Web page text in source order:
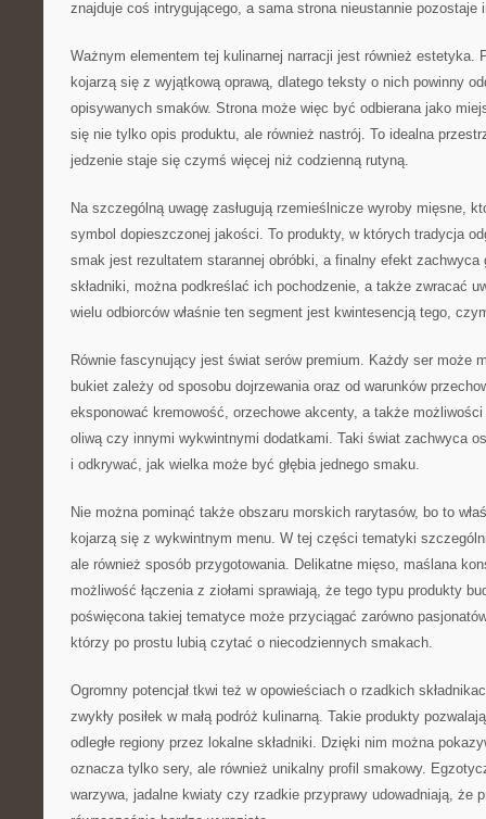
znajduje coś intrygującego, a sama strona nieustannie pozostaje
Ważnym elementem tej kulinarnej narracji jest również estetyka.
kojarzą się z wyjątkową oprawą, dlatego teksty o nich powinny
opisywanych smaków. Strona może więc być odbierana jako
się nie tylko opis produktu, ale również nastrój. To idealna
jedzenie staje się czymś więcej niż codzienną rutyną.
Na szczególną uwagę zasługują rzemieślnicze wyroby mięsne,
symbol dopieszczonej jakości. To produkty, w których tradycja
smak jest rezultatem starannej obróbki, a finalny efekt zachwyca
składniki, można podkreślać ich pochodzenie, a także zwracać
wielu odbiorców właśnie ten segment jest kwintesencją tego,
Równie fascynujący jest świat serów premium. Każdy ser może
bukiet zależy od sposobu dojrzewania oraz od warunków
eksponować kremowość, orzechowe akcenty, a także
oliwą czy innymi wykwintnymi dodatkami. Taki świat zachwyca
i odkrywać, jak wielka może być głębia jednego smaku.
Nie można pominąć także obszaru morskich rarytasów, bo to
kojarzą się z wykwintnym menu. W tej części tematyki
ale również sposób przygotowania. Delikatne mięso, maślana
możliwość łączenia z ziołami sprawiają, że tego typu produkty
poświęcona takiej tematyce może przyciągać zarówno
którzy po prostu lubią czytać o niecodziennych smakach.
Ogromny potencjał tkwi też w opowieściach o rzadkich
zwykły posiłek w małą podróż kulinarną. Takie produkty
odległe regiony przez lokalne składniki. Dzięki nim można
oznacza tylko sery, ale również unikalny profil smakowy.
warzywa, jadalne kwiaty czy rzadkie przyprawy udowadniają, że